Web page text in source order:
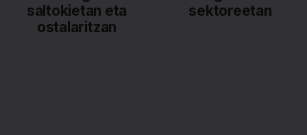
saltokietan eta
ostalaritzan
sektoreetan